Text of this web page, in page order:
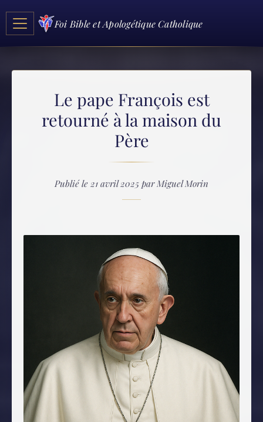
Foi Bible et Apologétique Catholique
Le pape François est
retourné à la maison du
Père
Publié le 21 avril 2025 par Miguel Morin